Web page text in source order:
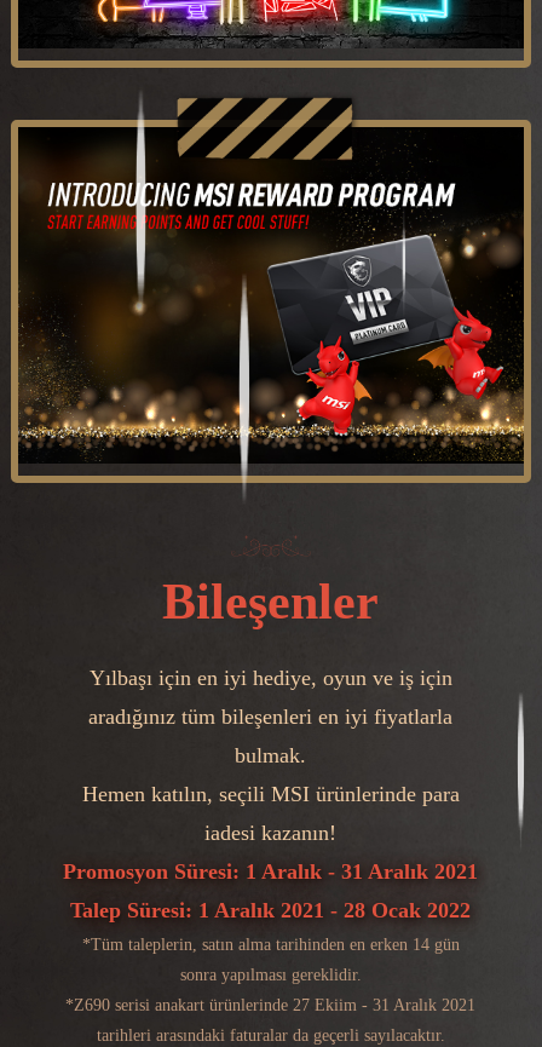
Bileşenler
Yılbaşı için en iyi hediye, oyun ve iş için
aradığınız tüm bileşenleri en iyi fiyatlarla
bulmak.
Hemen katılın, seçili MSI ürünlerinde para
iadesi kazanın!
Promosyon Süresi: 1 Aralık - 31 Aralık 2021
Talep Süresi: 1 Aralık 2021 - 28 Ocak 2022
*Tüm taleplerin, satın alma tarihinden en erken 14 gün
sonra yapılması gereklidir.
*Z690 serisi anakart ürünlerinde 27 Ekiim - 31 Aralık 2021
tarihleri arasındaki faturalar da geçerli sayılacaktır.